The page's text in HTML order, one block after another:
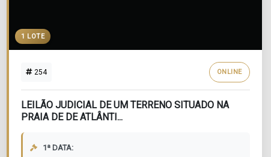
1 LOTE
254 ONLINE
LEILÃO JUDICIAL DE UM TERRENO SITUADO NA
PRAIA DE DE ATLÂNTI...
1ª DATA: